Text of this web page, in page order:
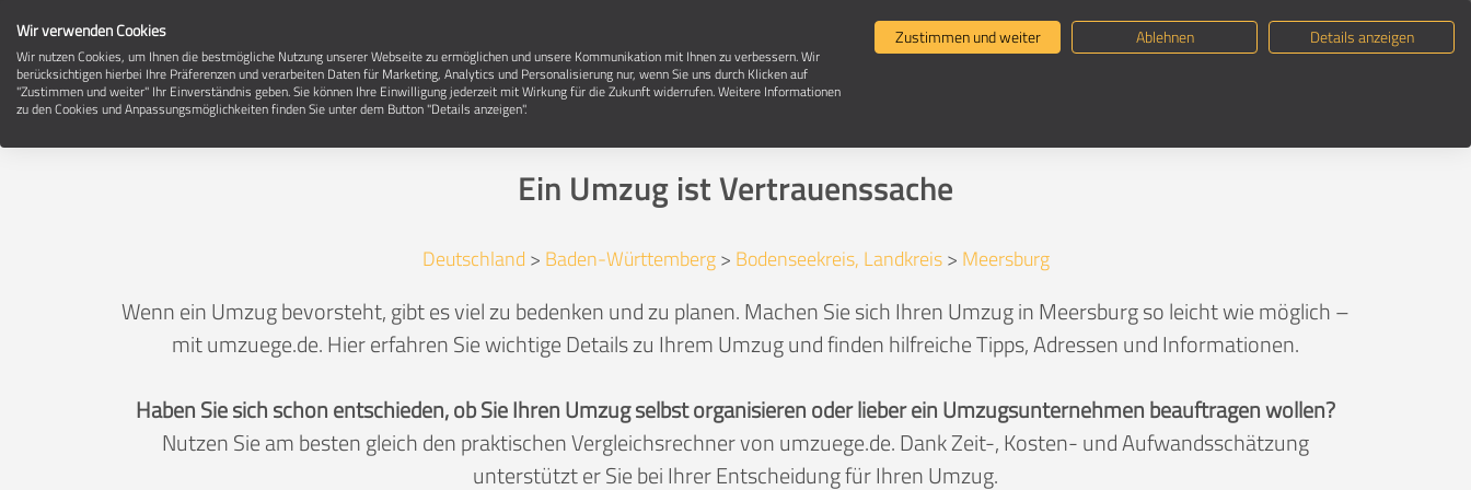
Umzugsunternehmen suchen Umzugsratgeber
Umzug in 88709 Meersburg
Ein Umzug ist Vertrauenssache
Deutschland > Baden-Württemberg> Bodenseekreis, Landkreis> Meersburg
Wenn ein Umzug bevorsteht, gibt es viel zu bedenken und zu planen. Machen Sie sich Ihren Umzug in Meersburg so leicht wie möglich –
mit umzuege.de. Hier erfahren Sie wichtige Details zu Ihrem Umzug und finden hilfreiche Tipps, Adressen und Informationen.
Haben Sie sich schon entschieden, ob Sie Ihren Umzug selbst organisieren oder lieber ein Umzugsunternehmen beauftragen wollen?
Nutzen Sie am besten gleich den praktischen Vergleichsrechner von umzuege.de. Dank Zeit-, Kosten- und Aufwandsschätzung
unterstützt er Sie bei Ihrer Entscheidung für Ihren Umzug.
Wir verwenden Cookies
Wir nutzen Cookies, um Ihnen die bestmögliche Nutzung unserer Webseite zu ermöglichen und unsere Kommunikation mit Ihnen zu verbessern. Wir
berücksichtigen hierbei Ihre Präferenzen und verarbeiten Daten für Marketing, Analytics und Personalisierung nur, wenn Sie uns durch Klicken auf
"Zustimmen und weiter" Ihr Einverständnis geben. Sie können Ihre Einwilligung jederzeit mit Wirkung für die Zukunft widerrufen. Weitere Informationen
zu den Cookies und Anpassungsmöglichkeiten finden Sie unter dem Button "Details anzeigen".
Zustimmen und weiter Ablehnen Details anzeigen